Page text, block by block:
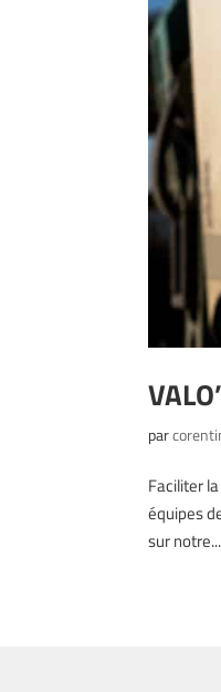
par
Faciliter
équipes
sur notre...